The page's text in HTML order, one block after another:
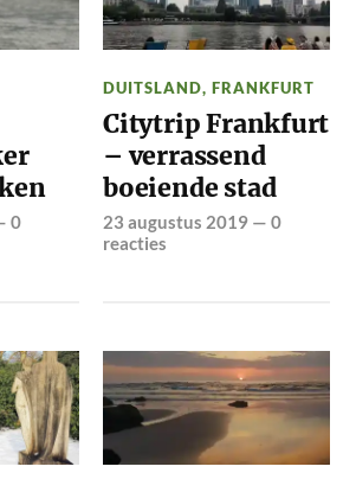
0
DUITSLAND,FRANKFURT
Citytrip Frankfurt
– verrassend
boeiende stad
23 augustus 2019 —0
reacties